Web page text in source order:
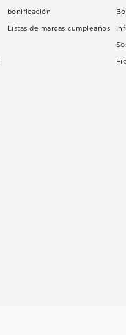
bonificación
Listas de marcas cumpleaños